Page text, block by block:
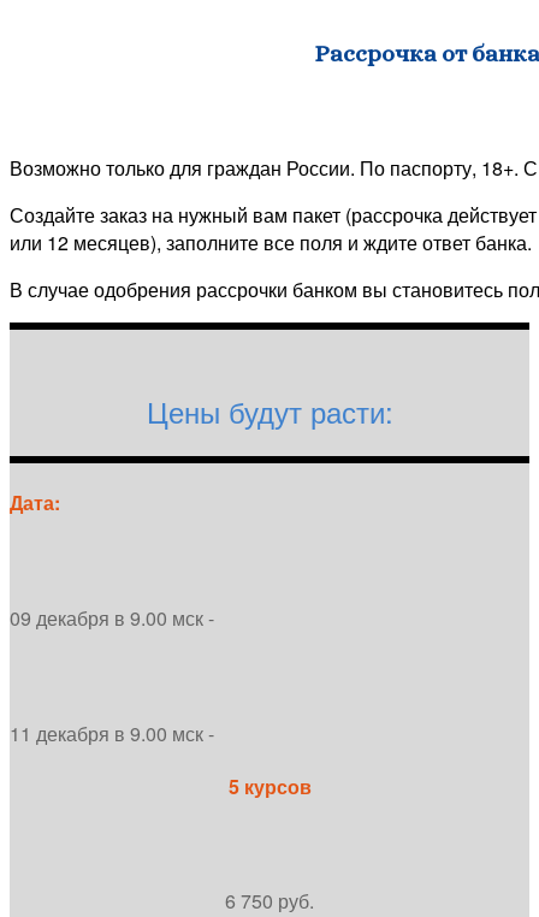
Рассрочка от
Возможно только для граждан России. По паспорту,
Создайте заказ на нужный вам пакет (рассрочка
или 12 месяцев), заполните все поля и ждите ответ банка.
В случае одобрения рассрочки банком вы становитесь
Цены будут расти:
Дата:
09 декабря в 9.00 мск -
11 декабря в 9.00 мск -
5 курсов
6 750 руб.